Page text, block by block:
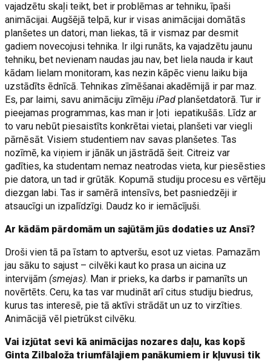
vajadzētu skaļi teikt, bet ir problēmas ar tehniku, īpaši
animācijai. Augšējā telpā, kur ir visas animācijai domātās
planšetes un datori, man liekas, tā ir vismaz par desmit
gadiem novecojusi tehnika. Ir ilgi runāts, ka vajadzētu jaunu
tehniku, bet nevienam naudas jau nav, bet liela nauda ir kaut
kādam lielam monitoram, kas nezin kāpēc vienu laiku bija
uzstādīts ēdnīcā. Tehnikas zīmēšanai akadēmijā ir par maz.
Es, par laimi, savu animāciju zīmēju iPadplanšetdatorā. Tur ir
pieejamas programmas, kas man ir ļoti iepatikušās. Līdz ar
to varu nebūt piesaistīts konkrētai vietai, planšeti var viegli
pārnēsāt. Visiem studentiem nav savas planšetes. Tas
nozīmē, ka viņiem ir jānāk un jāstrādā šeit. Citreiz var
gadīties, ka studentam nemaz neatrodas vieta, kur piesēsties
pie datora, un tad ir grūtāk. Kopumā studiju procesu es vērtēju
diezgan labi. Tas ir samērā intensīvs, bet pasniedzēji ir
atsaucīgi un izpalīdzīgi. Daudz ko ir iemācījuši.
Ar kādām pārdomām un sajūtām jūs dodaties uz Ansī?
Droši vien tā pa īstam to aptveršu, esot uz vietas. Pamazām
jau sāku to sajust – cilvēki kaut ko prasa un aicina uz
intervijām (smejas). Man ir prieks, ka darbs ir pamanīts un
novērtēts. Ceru, ka tas var mudināt arī citus studiju biedrus,
kurus tas interesē, pie tā aktīvi strādāt un uz to virzīties.
Animācijā vēl pietrūkst cilvēku.
Vai izjūtat sevi kā animācijas nozares daļu, kas kopš
Ginta Zilbaloža triumfālajiem panākumiem ir kļuvusi tik